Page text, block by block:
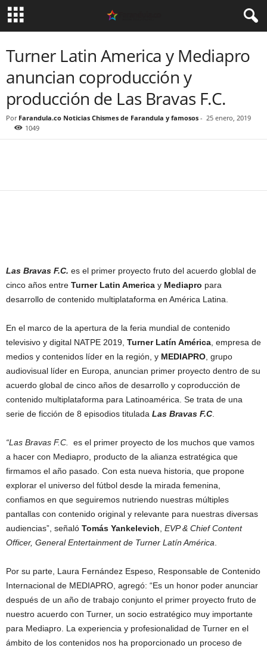
Turner Latin America y Mediapro
anuncian coproducción y
producción de Las Bravas F.C.
Por Farandula.co Noticias Chismes de Farandula y famosos - 25 enero, 2019
1049
Las Bravas F.C. es el primer proyecto fruto del acuerdo globlal de
cinco años entre Turner Latin America y Mediapro para
desarrollo de contenido multiplataforma en América Latina.
En el marco de la apertura de la feria mundial de contenido
televisivo y digital NATPE 2019, Turner Latín América , empresa de
medios y contenidos líder en la región, y MEDIAPRO , grupo
audiovisual líder en Europa, anuncian primer proyecto dentro de su
acuerdo global de cinco años de desarrollo y coproducción de
contenido multiplataforma para Latinoamérica. Se trata de una
serie de ficción de 8 episodios titulada Las Bravas F.C
“Las Bravas F.C.
es el primer proyecto de los muchos que vamos
a hacer con Mediapro, producto de la alianza estratégica que
firmamos el año pasado. Con esta nueva historia, que propone
explorar el universo del fútbol desde la mirada femenina,
confiamos en que seguiremos nutriendo nuestras múltiples
pantallas con contenido original y relevante para nuestras diversas
audiencias”, señaló Tomás Yankelevich EVP & Chief Content
Officer, General Entertainment de Turner Latín América
Por su parte, Laura Fernández Espeso, Responsable de Contenido
Internacional de MEDIAPRO, agregó: “Es un honor poder anunciar
después de un año de trabajo conjunto el primer proyecto fruto de
nuestro acuerdo con Turner, un socio estratégico muy importante
para Mediapro. La experiencia y profesionalidad de Turner en el
ámbito de los contenidos nos ha proporcionado un proceso de